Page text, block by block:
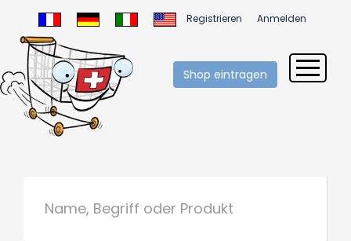
Registrieren Anmelden
Shop eintragen